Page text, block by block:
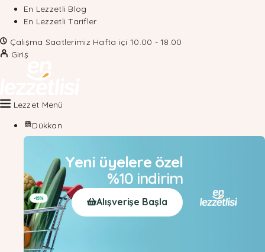
En Lezzetli Blog
En Lezzetli Tarifler
Çalışma Saatlerimiz Hafta içi 10.00 - 18.00
Giriş
Lezzet Menü
Dükkan
Yeni üyelere özel
%10 indirim
Alışverişe Başla